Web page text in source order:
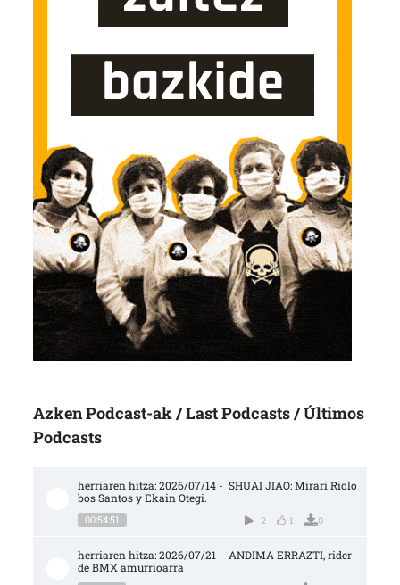
Azken Podcast-ak / Last Podcasts / Últimos
Podcasts
herriaren hitza: 2026/07/14 -  SHUAI JIAO: Mirari Riolo
bos Santos y Ekain Otegi.
00:54:51 2 1 0
herriaren hitza: 2026/07/21 -  ANDIMA ERRAZTI, rider
de BMX amurrioarra